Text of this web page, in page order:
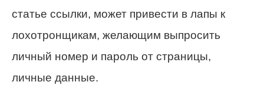
статье ссылки, может привести в лапы к
лохотронщикам, желающим выпросить
личный номер и пароль от страницы,
личные данные.